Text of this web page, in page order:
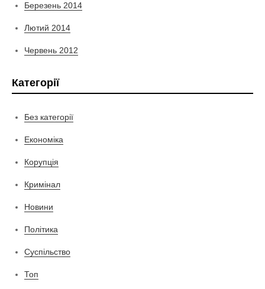
Березень 2014
Лютий 2014
Червень 2012
Категорії
Без категорії
Економіка
Корупція
Кримінал
Новини
Політика
Суспільство
Топ